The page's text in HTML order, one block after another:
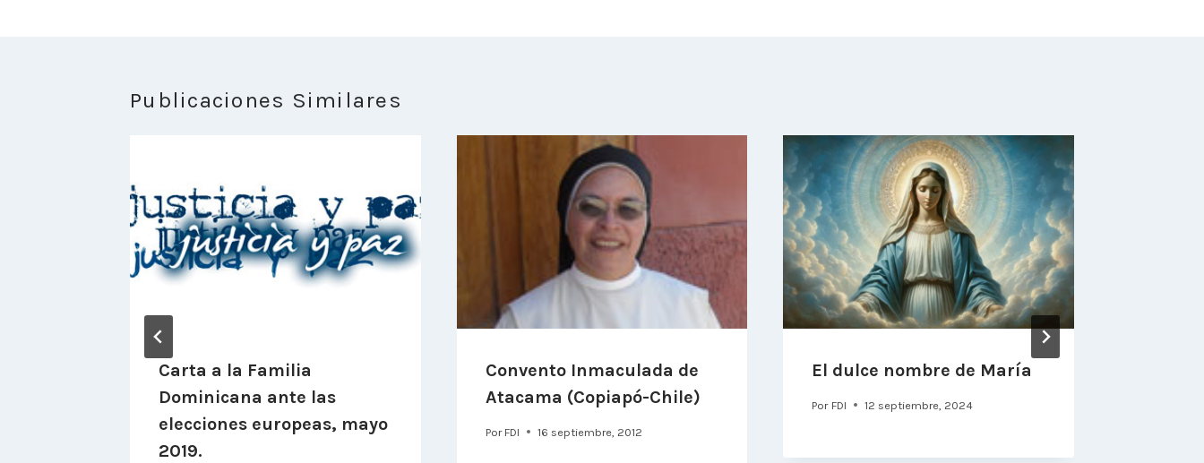
Publicaciones Similares
Carta a la Familia
Dominicana ante las
elecciones europeas, mayo
2019.
Convento Inmaculada de
Atacama (Copiapó-Chile)
Por FDI 16 septiembre, 2012
El dulce nombre de María
Por FDI 12 septiembre, 2024